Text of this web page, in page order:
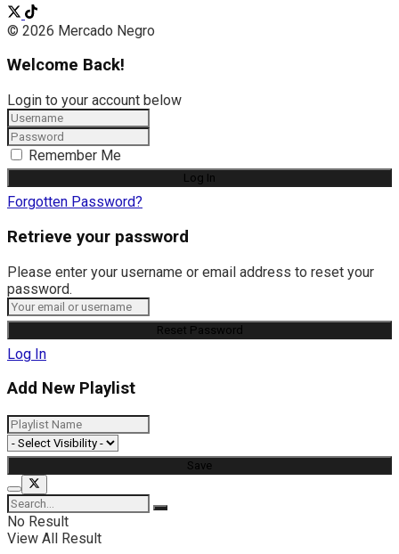
© 2026 Mercado Negro
Welcome Back!
Login to your account below
Remember Me
Forgotten Password?
Retrieve your password
Please enter your username or email address to reset your
password.
Log In
Add New Playlist
No Result
View All Result